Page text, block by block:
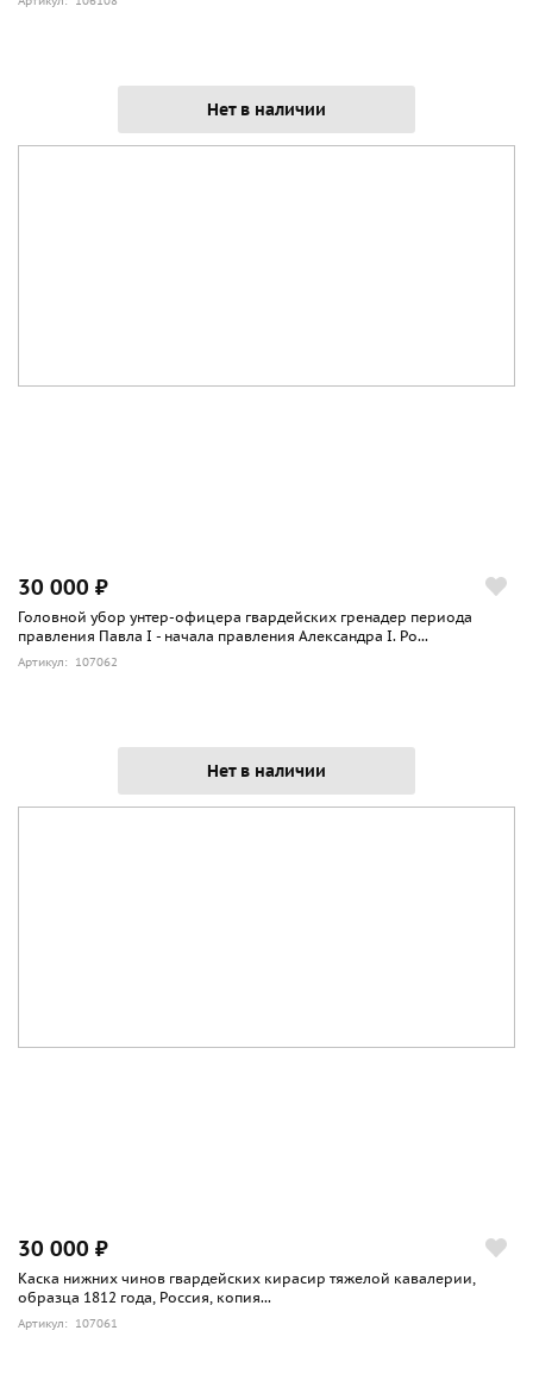
Нет в наличии
30 000 ₽
Головной убор унтер-офицера гвардейских гренадер периода
правления Павла I - начала правления Александра I. Ро...
Артикул: 107062
Нет в наличии
30 000 ₽
Каска нижних чинов гвардейских кирасир тяжелой кавалерии,
образца 1812 года, Россия, копия...
Артикул: 107061